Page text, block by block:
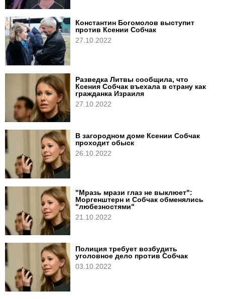
Константин Богомолов выступит
против Ксении Собчак
27.10.2022
Разведка Литвы сообщила, что
Ксения Собчак въехала в страну как
гражданка Израиля
27.10.2022
В загородном доме Ксении Собчак
проходит обыск
26.10.2022
"Мразь мрази глаз не выклюет":
Моргенштерн и Собчак обменялись
"любезностями"
21.10.2022
Полиция требует возбудить
уголовное дело против Собчак
03.10.2022